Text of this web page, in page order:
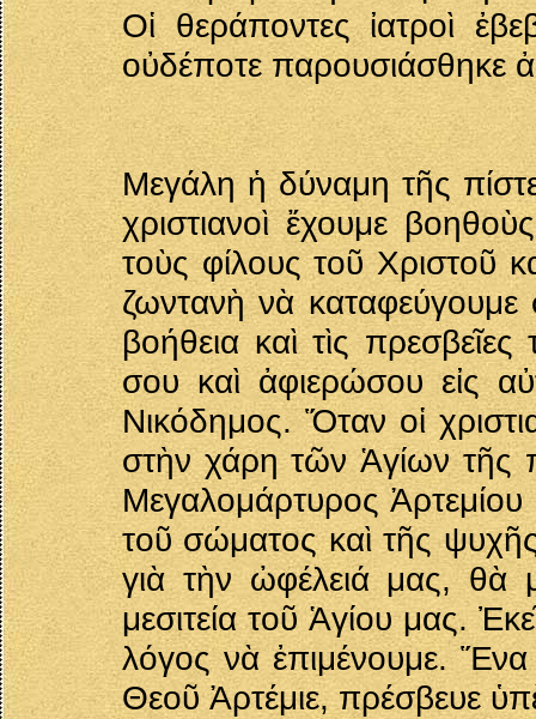
Οἱ θεράποντες ἰατροὶ
οὐδέποτε παρουσιάσθηκε
Μεγάλη ἡ δύναμη τῆς
χριστιανοὶ ἔχουμε
τοὺς φίλους τοῦ Χριστοῦ
ζωντανὴ νὰ καταφεύγουμε
βοήθεια καὶ τὶς
σου καὶ ἀφιερώσου εἰς
Νικόδημος. Ὅταν οἱ
στὴν χάρη τῶν Ἁγίων τῆς
Μεγαλομάρτυρος Ἀρτεμίου
τοῦ σώματος καὶ τῆς
γιὰ τὴν ὠφέλειά μας, θὰ
μεσιτεία τοῦ Ἁγίου μας.
λόγος νὰ ἐπιμένουμε.
Θεοῦ Ἀρτέμιε, πρέσβευε